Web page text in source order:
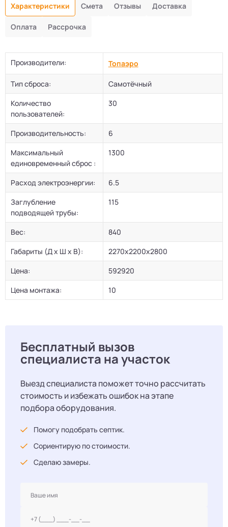
Характеристики Смета Отзывы Доставка
Оплата Рассрочка
Производители: Топаэро
Тип сброса:
Самотёчный
Количество
пользователей:
30
Производительность:
6
Максимальный
единовременный сброс :
1300
Расход электроэнергии:
6.5
Заглубление
подводящей трубы:
115
Вес:
840
Габариты (Д х Ш х В):
2270x2200x2800
Цена:
592920
Цена монтажа:
10
Бесплатный вызов
специалиста на участок
Выезд специалиста поможет точно рассчитать
стоимость и избежать ошибок на этапе
подбора оборудования.
Помогу подобрать септик.
Сориентирую по стоимости.
Сделаю замеры.